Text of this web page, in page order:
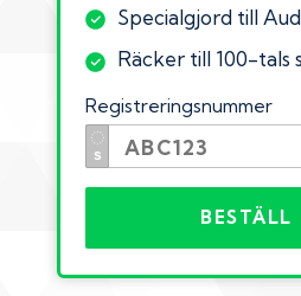
Specialgjord till
Räcker till 100-tals
Registreringsnummer
BESTÄLL